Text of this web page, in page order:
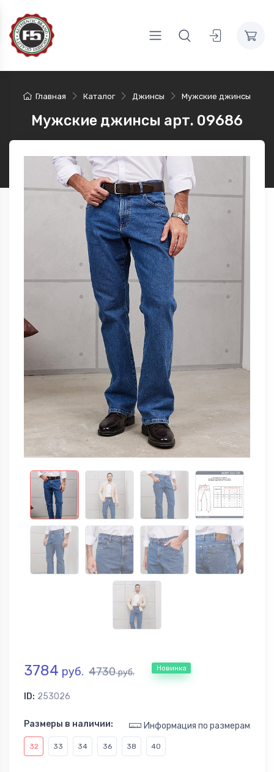
Главная Каталог Джинсы Мужские джинсы
Мужские джинсы арт. 09686
3784 руб. 4730руб. Новинка
ID: 253026
Размеры в наличии: Информация по размерам
32 33 34 36 38 40